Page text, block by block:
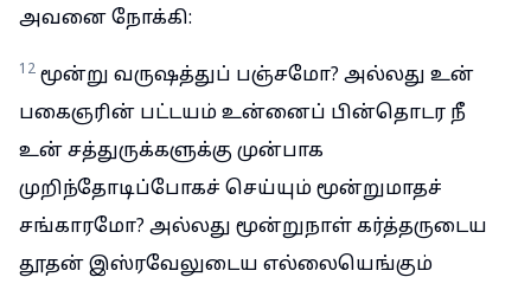
அவனை நோக்கி:
12 மூன்று வருஷத்துப் பஞ்சமோ? அல்லது உன்
பகைஞரின் பட்டயம் உன்னைப் பின்தொடர நீ
உன் சத்துருக்களுக்கு முன்பாக
முறிந்தோடிப்போகச் செய்யும் மூன்றுமாதச்
சங்காரமோ? அல்லது மூன்றுநாள் கர்த்தருடைய
தூதன் இஸ்ரவேலுடைய எல்லையெங்கும்